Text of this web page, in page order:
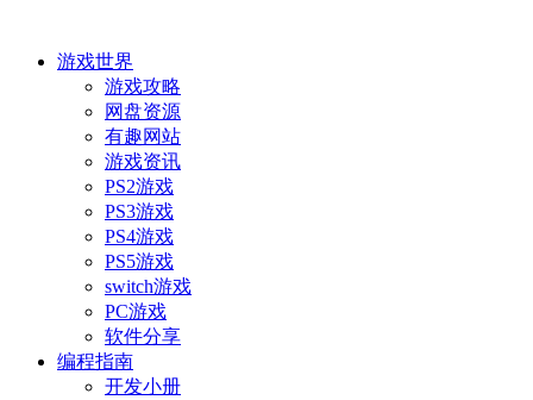
游戏世界
游戏攻略
网盘资源
有趣网站
游戏资讯
PS2游戏
PS3游戏
PS4游戏
PS5游戏
switch游戏
PC游戏
软件分享
编程指南
开发小册